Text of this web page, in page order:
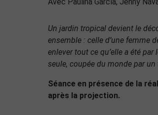
Un jardin tropical devient le
ensemble : celle d’une femme
enlever tout ce qu’elle a été
seule, coupée du monde par un
Séance en présence de la
après la projection.